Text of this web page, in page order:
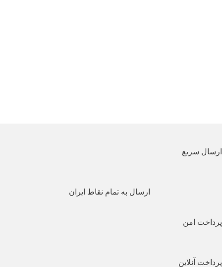
ارسال سریع
ارسال به تمام نقاط ایران
پرداخت امن
پرداخت آنلاین